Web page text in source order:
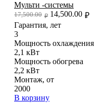
Мульти -системы
₽
17,500.00 ₽
14,500.00
Гарантия, лет
3
Мощность охлаждения
2,1 кВт
Мощность обогрева
2,2 кВт
Монтаж, от
2000
В корзину